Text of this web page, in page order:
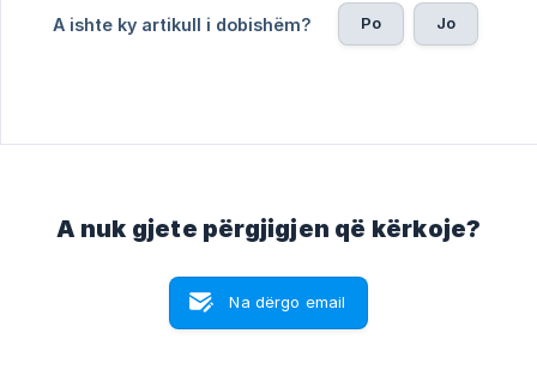
A ishte ky artikull i dobishëm? Po Jo
A nuk gjete përgjigjen që kërkoje?
Na dërgo email